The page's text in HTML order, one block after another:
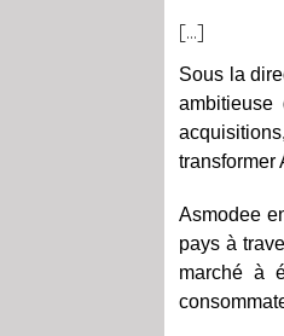
[…]
Sous la
ambitieuse
transformer
Asmodee
pays à
marché à